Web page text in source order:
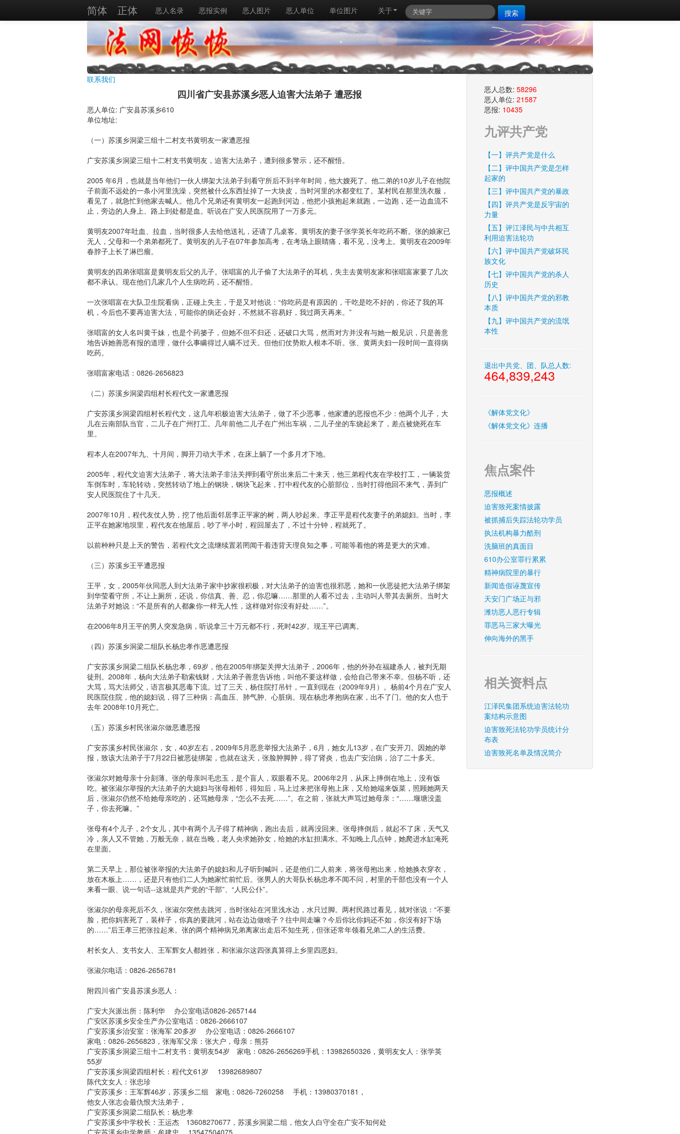
简体 正体 恶人名录 恶报实例 恶人图片 恶人单位 单位图片 搜索
关于
联系我们
四川省广安县苏溪乡恶人迫害大法弟子 遭恶报
恶人单位: 广安县苏溪乡610
单位地址:
（一）苏溪乡洞梁三组十二村支书黄明友一家遭恶报
广安苏溪乡洞梁三组十二村支书黄明友，迫害大法弟子，遭到很多警示，还不醒悟。
2005 年6月，也就是当年他们一伙人绑架大法弟子到看守所后不到半年时间，他大嫂死了。他二弟的10岁儿子在他院
子前面不远处的一条小河里洗澡，突然被什么东西扯掉了一大块皮，当时河里的水都变红了。某村民在那里洗衣服，
看见了，就急忙到他家去喊人。他几个兄弟还有黄明友一起跑到河边，他把小孩抱起来就跑，一边跑，还一边血流不
止，旁边的人身上、路上到处都是血。听说在广安人民医院用了一万多元。
黄明友2007年吐血、拉血，当时很多人去给他送礼，还请了几桌客。黄明友的妻子张学英长年吃药不断。张的娘家已
无人，父母和一个弟弟都死了。黄明友的儿子在07年参加高考，在考场上眼睛痛，看不见，没考上。黄明友在2009年
春脖子上长了淋巴瘤。
黄明友的四弟张唱富是黄明友后父的儿子。张唱富的儿子偷了大法弟子的耳机，失主去黄明友家和张唱富家要了几次
都不承认。现在他们几家几个人生病吃药，还不醒悟。
一次张唱富在大队卫生院看病，正碰上失主，于是又对他说：“你吃药是有原因的，干吃是吃不好的，你还了我的耳
机，今后也不要再迫害大法，可能你的病还会好，不然就不容易好，我过两天再来。”
张唱富的女人名叫黄干妹，也是个药篓子，但她不但不归还，还破口大骂，然而对方并没有与她一般见识，只是善意
地告诉她善恶有报的道理，做什么事瞒得过人瞒不过天。但他们仗势欺人根本不听。张、黄两夫妇一段时间一直得病
吃药。
张唱富家电话：0826-2656823
（二）苏溪乡洞梁四组村长程代文一家遭恶报
广安苏溪乡洞梁四组村长程代文，这几年积极迫害大法弟子，做了不少恶事，他家遭的恶报也不少：他两个儿子，大
儿在云南部队当官，二儿子在广州打工。几年前他二儿子在广州出车祸，二儿子坐的车烧起来了，差点被烧死在车
里。
程本人在2007年九、十月间，脚开刀动大手术，在床上躺了一个多月才下地。
2005年，程代文迫害大法弟子，将大法弟子非法关押到看守所出来后二十来天，他三弟程代友在学校打工，一辆装货
车倒车时，车轮转动，突然转动了地上的钢块，钢块飞起来，打中程代友的心脏部位，当时打得他回不来气，弄到广
安人民医院住了十几天。
2007年10月，程代友仗人势，挖了他后面邻居李正平家的树，两人吵起来。李正平是程代友妻子的弟媳妇。当时，李
正平在她家地坝里，程代友在他屋后，吵了半小时，程回屋去了，不过十分钟，程就死了。
以前种种只是上天的警告，若程代文之流继续置若罔闻干着违背天理良知之事，可能等着他的将是更大的灾难。
（三）苏溪乡王平遭恶报
王平，女，2005年伙同恶人到大法弟子家中抄家很积极，对大法弟子的迫害也很邪恶，她和一伙恶徒把大法弟子绑架
到华莹看守所，不让上厕所，还说，你信真、善、忍，你忍嘛……那里的人看不过去，主动叫人带其去厕所。当时大
法弟子对她说：“不是所有的人都象你一样无人性，这样做对你没有好处……”。
在2006年8月王平的男人突发急病，听说拿三十万元都不行，死时42岁。现王平已调离。
（四）苏溪乡洞梁二组队长杨忠孝作恶遭恶报
广安苏溪乡洞梁二组队长杨忠孝，69岁，他在2005年绑架关押大法弟子，2006年，他的外孙在福建杀人，被判无期
徒刑。2008年，杨向大法弟子勒索钱财，大法弟子善意告诉他，叫他不要这样做，会给自己带来不幸。但杨不听，还
大骂，骂大法师父，语言极其恶毒下流。过了三天，杨住院打吊针，一直到现在（2009年9月）。杨前4个月在广安人
民医院住院，他的媳妇说，得了三种病：高血压、肺气肿、心脏病。现在杨忠孝抱病在家，出不了门。他的女人也于
去年 2008年10月死亡。
（五）苏溪乡村民张淑尔做恶遭恶报
广安苏溪乡村民张淑尔，女，40岁左右，2009年5月恶意举报大法弟子，6月，她女儿13岁，在广安开刀。因她的举
报，致该大法弟子于7月22日被恶徒绑架，也就在这天，张脸肿脚肿，得了肾炎，也去广安治病，治了二十多天。
张淑尔对她母亲十分刻薄。张的母亲叫毛忠玉，是个盲人，双眼看不见。2006年2月，从床上摔倒在地上，没有饭
吃。被张淑尔举报的大法弟子的大媳妇与张母相邻，得知后，马上过来把张母抱上床，又给她端来饭菜，照顾她两天
后，张淑尔仍然不给她母亲吃的，还骂她母亲，“怎么不去死……”。在之前，张就大声骂过她母亲：“……堰塘没盖
子，你去死嘛。”
张母有4个儿子，2个女儿，其中有两个儿子得了精神病，跑出去后，就再没回来。张母摔倒后，就起不了床，天气又
冷，亲人又不管她，万般无奈，就在当晚，老人央求她孙女，给她的水缸担满水。不知晚上几点钟，她爬进水缸淹死
在里面。
第二天早上，那位被张举报的大法弟子的媳妇和儿子听到喊叫，还是他们二人前来，将张母抱出来，给她换衣穿衣，
放在木板上……，还是只有他们二人为她家忙前忙后。张男人的大哥队长杨忠孝不闻不问，村里的干部也没有一个人
来看一眼、说一句话--这就是共产党的“干部”、“人民公仆”。
张淑尔的母亲死后不久，张淑尔突然去跳河，当时张站在河里浅水边，水只过脚。两村民路过看见，就对张说：“不要
脸，把你妈害死了，装样子，你真的要跳河，站在边边做啥子？往中间走嘛？今后你比你妈还不如，你没有好下场
的……”后王孝三把张拉起来。张的两个精神病兄弟离家出走后不知生死，但张还常年领着兄弟二人的生活费。
村长女人、支书女人、王军辉女人都姓张，和张淑尔这四张真算得上乡里四恶妇。
张淑尔电话：0826-2656781
附四川省广安县苏溪乡恶人：
广安大兴派出所：陈利华 办公室电话0826-2657144
广安区苏溪乡安全生产办公室电话：0826-2666107
广安苏溪乡治安室：张海军 20多岁 办公室电话：0826-2666107
家电：0826-2656823，张海军父亲：张大户，母亲：熊芬
广安苏溪乡洞梁三组十二村支书：黄明友54岁 家电：0826-2656269手机：13982650326，黄明友女人：张学英
55岁
广安苏溪乡洞梁四组村长：程代文61岁 13982689807
陈代文女人：张忠珍
广安苏溪乡：王军辉46岁，苏溪乡二组 家电：0826-7260258 手机：13980370181，
他女人张志会最仇恨大法弟子，
广安苏溪乡洞梁二组队长：杨忠孝
广安苏溪乡中学校长：王运杰 13608270677，苏溪乡洞梁二组，他女人白守全在广安不知何处
广安苏溪乡中学教师：牟建忠 13547504075
恶人总数: 58296
恶人单位: 21587
恶报: 10435
九评共产党
【一】评共产党是什么
【二】评中国共产党是怎样
起家的
【三】评中国共产党的暴政
【四】评共产党是反宇宙的
力量
【五】评江泽民与中共相互
利用迫害法轮功
【六】评中国共产党破坏民
族文化
【七】评中国共产党的杀人
历史
【八】评中国共产党的邪教
本质
【九】评中国共产党的流氓
本性
退出中共党、团、队总人数:
464,839,243
《解体党文化》
《解体党文化》连播
焦点案件
恶报概述
迫害致死案情披露
被抓捕后失踪法轮功学员
执法机构暴力酷刑
洗脑班的真面目
610办公室罪行累累
精神病院里的暴行
新闻造假诬蔑宣传
天安门广场正与邪
潍坊恶人恶行专辑
罪恶马三家大曝光
伸向海外的黑手
相关资料点
江泽民集团系统迫害法轮功
案结构示意图
迫害致死法轮功学员统计分
布表
迫害致死名单及情况简介